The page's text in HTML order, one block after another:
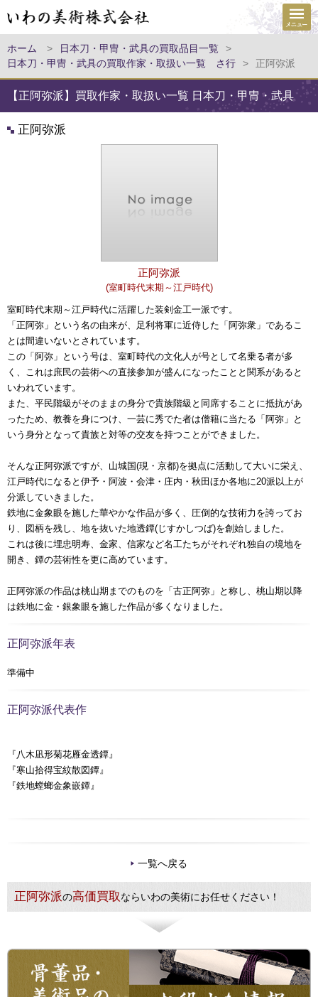
ホーム > 日本刀・甲冑・武具の買取品目一覧
>
日本刀・甲冑・武具の買取作家・取扱い一覧 さ行
> 正阿弥派
【正阿弥派】買取作家・取扱い一覧 日本刀・甲冑・武具
正阿弥派
正阿弥派
(室町時代末期～江戸時代)
室町時代末期～江戸時代に活躍した装剣金工一派です。
「正阿弥」という名の由来が、足利将軍に近侍した「阿弥衆」であるこ
とは間違いないとされています。
この「阿弥」という号は、室町時代の文化人が号として名乗る者が多
く、これは庶民の芸術への直接参加が盛んになったことと関系があると
いわれています。
また、平民階級がそのままの身分で貴族階級と同席することに抵抗があ
ったため、教養を身につけ、一芸に秀でた者は僧籍に当たる「阿弥」と
いう身分となって貴族と対等の交友を持つことができました。
そんな正阿弥派ですが、山城国(現・京都)を拠点に活動して大いに栄え、
江戸時代になると伊予・阿波・会津・庄内・秋田ほか各地に20派以上が
分派していきました。
鉄地に金象眼を施した華やかな作品が多く、圧倒的な技術力を誇ってお
り、図柄を残し、地を抜いた地透鐔(じすかしつば)を創始しました。
これは後に埋忠明寿、金家、信家など名工たちがそれぞれ独自の境地を
開き、鐔の芸術性を更に高めています。
正阿弥派の作品は桃山期までのものを「古正阿弥」と称し、桃山期以降
は鉄地に金・銀象眼を施した作品が多くなりました。
正阿弥派年表
準備中
正阿弥派代表作
『八木凪形菊花雁金透鐔』
『寒山拾得宝紋散図鐔』
『鉄地螳螂金象嵌鐔』
一覧へ戻る
正阿弥派の高価買取ならいわの美術にお任せください！